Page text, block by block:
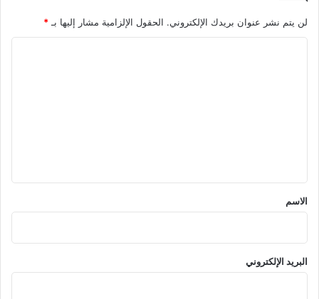
لن يتم نشر عنوان بريدك الإلكتروني. الحقول الإلزامية مشار إليها بـ*
*
الاسم
البريد الإلكتروني